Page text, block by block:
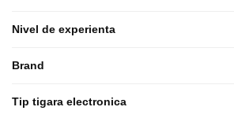
Nivel de experienta
Brand
Tip tigara electronica